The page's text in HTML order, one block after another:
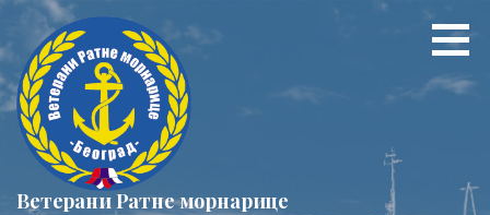
Preskoči
sadržaj
Ветерани Ратне морнарице